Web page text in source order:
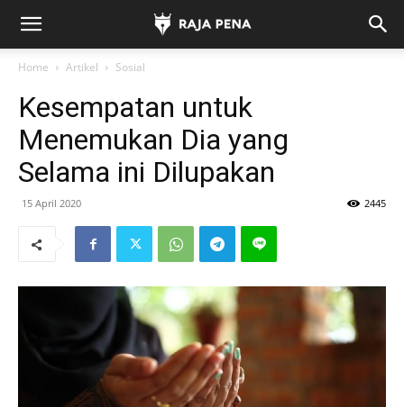
Home Artikel Sosial
Kesempatan untuk
Menemukan Dia yang
Selama ini Dilupakan
15 April 2020 2445